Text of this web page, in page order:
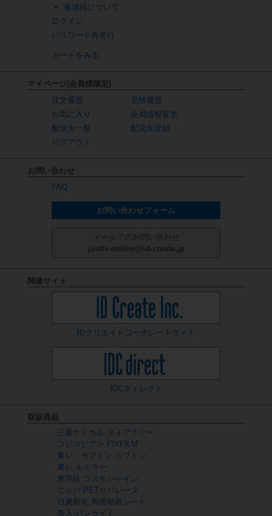
各項目について
ログイン
パスワード再発行
カートをみる
マイページ(会員様限定)
注文履歴
見積履歴
お気に入り
会員情報変更
配送先一覧
配送先登録
ログアウト
お問い合わせ
FAQ
お問い合わせフォーム
メールでのお問い合わせ
justle-online@id-create.jp
関連サイト
IDクリエイト コーポレートサイト
IDCダイレクト
取扱商品
三菱ケミカル ダイアラミー
フジコピアン FIXFILM
東レ・カプトン カプトン
東レ ルミラー
東洋紡 コスモシャイン
ニッパ PETセパレータ
日榮新化 両面粘着シート
帝人 パンライト